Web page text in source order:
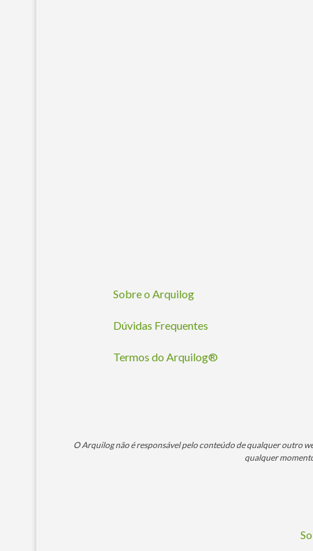
Sobre o Arquilog
Dúvidas Frequentes
Termos do Arquilog®
O Arquilog não é responsável pelo conteúdo de qualquer outro
qualquer